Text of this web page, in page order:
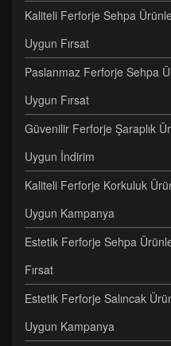
Kaliteli Ferforje Sehpa
Uygun Fırsat
Paslanmaz Ferforje Sehpa
Uygun Fırsat
Güvenilir Ferforje Şaraplık
Uygun İndirim
Kaliteli Ferforje Korkuluk
Uygun Kampanya
Estetik Ferforje Sehpa
Fırsat
Estetik Ferforje Salıncak
Uygun Kampanya